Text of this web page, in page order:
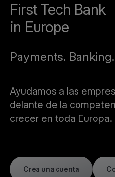
First Tech Bank
in Europe
Payments.
Ayudamos a las
delante de la
crecer en toda Europa.
Crea una cuenta